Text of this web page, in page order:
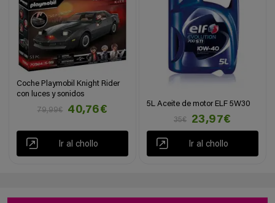
Coche Playmobil Knight Rider
con luces y sonidos
79,99€
40,76€
Ir al chollo
5L Aceite de motor ELF 5W30
35€
23,97€
Ir al chollo